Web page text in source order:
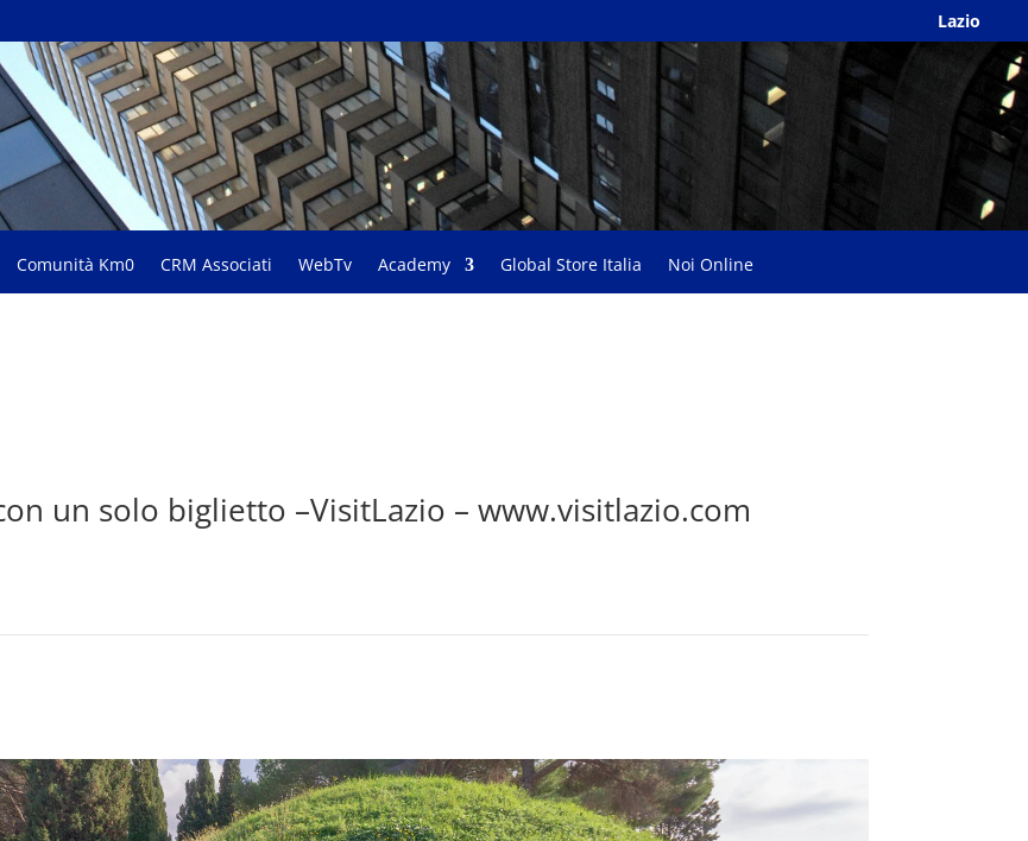
Lazio
Comunità Km0 CRM Associati WebTv Academy Global Store Italia Noi Online
un solo biglietto –VisitLazio – www.visitlazio.com